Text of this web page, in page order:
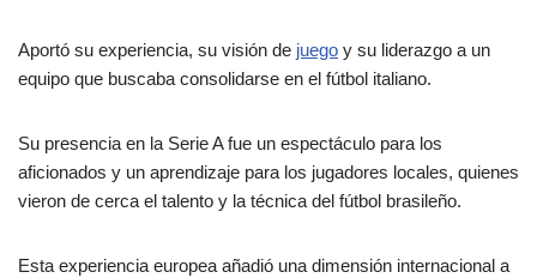
Aportó su experiencia, su visión de juego y su liderazgo a un
equipo que buscaba consolidarse en el fútbol italiano.
Su presencia en la Serie A fue un espectáculo para los
aficionados y un aprendizaje para los jugadores locales, quienes
vieron de cerca el talento y la técnica del fútbol brasileño.
Esta experiencia europea añadió una dimensión internacional a